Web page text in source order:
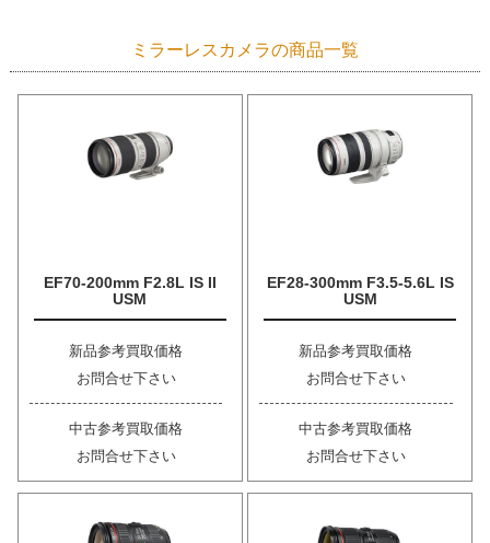
ミラーレスカメラの商品一覧
EF70-200mm F2.8L IS II
USM
新品参考買取価格
お問合せ下さい
中古参考買取価格
お問合せ下さい
EF28-300mm F3.5-5.6L IS
USM
新品参考買取価格
お問合せ下さい
中古参考買取価格
お問合せ下さい